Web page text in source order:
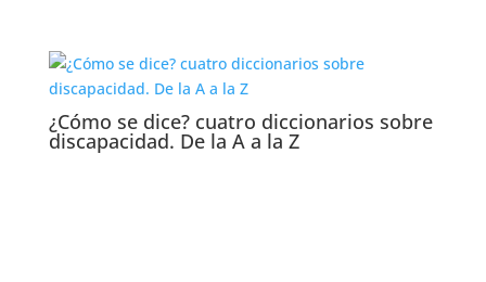
¿Cómo se dice? cuatro diccionarios sobre
discapacidad. De la A a la Z